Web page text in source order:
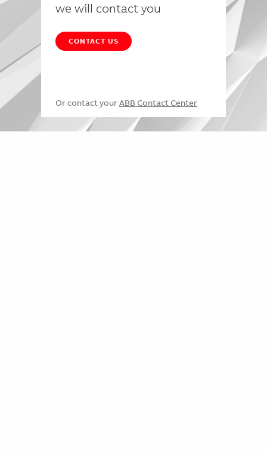
we will contact you
CONTACT US
Or contact your ABB Contact Center